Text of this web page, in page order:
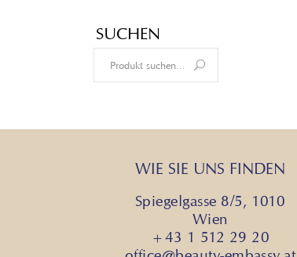
SUCHEN
for:
WIE SIE UNS FINDEN
Spiegelgasse 8/5, 1010
Wien
+43 1 512 29 20